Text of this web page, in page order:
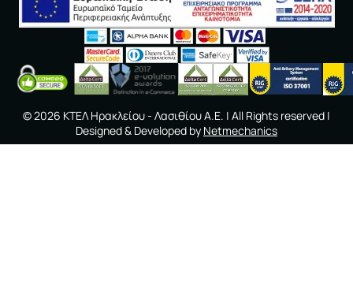
©2026 ΚΤΕΛ Ηρακλείου - Λασιθίου A.E. | All Rights reserved |
Designed & Developed by Netmechanics